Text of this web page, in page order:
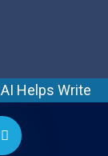
AI Helps Write